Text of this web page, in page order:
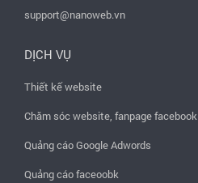
support@nanoweb.vn
DỊCH VỤ
Thiết kế website
Chăm sóc website, fanpage facebook
Quảng cáo Google Adwords
Quảng cáo faceoobk